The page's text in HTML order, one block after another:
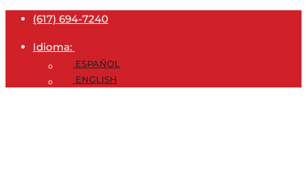
(617) 694-7240
Idioma:
ESPAÑOL
ENGLISH